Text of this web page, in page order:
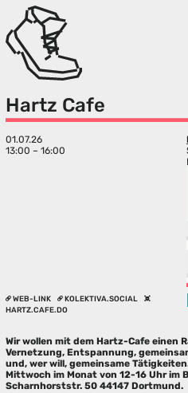
Hartz Cafe
01.07.26
13:00 – 16:00
WEB-LINK
KOLEKTIVA.SOCIAL
HARTZ.CAFE.DO
Wir wollen mit dem Hartz-Cafe einen
Vernetzung, Entspannung,
und, wer will, gemeinsame
Mittwoch im Monat von 12-16 Uhr im
Scharnhorststr. 50 44147 Dortmund.